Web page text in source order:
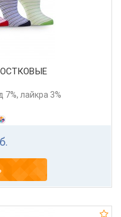
7%, лайкра 3%